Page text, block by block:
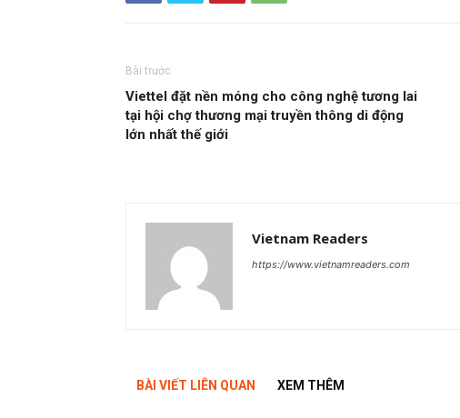
Bài trước
Viettel đặt nền móng cho công nghệ tương lai
tại hội chợ thương mại truyền thông di động
lớn nhất thế giới
Vietnam Readers
https://www.vietnamreaders.com
BÀI VIẾT LIÊN QUAN XEM THÊM